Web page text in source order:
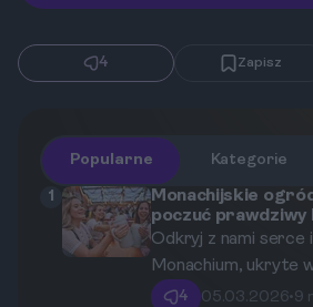
4 Zapisz
Popularne Kategorie
1
Monachijskie
poczuć prawdziwy
życia?
Odkryj z nami serce
Monachium, ukryte
kasztanowców w
4 05.03.2026•9